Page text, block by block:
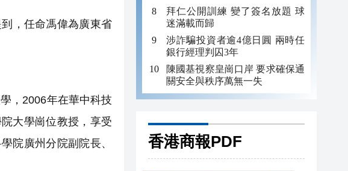
，任命馮偉為廣東省
，2006年在華中科技
大學崗位教授，享受
院廣州分院副院長、
拜仁公開訓練 變了簽名放題 球
迷滿載而歸
涉詐騙投資者逾4億日圓 兩時任
銀行經理判囚3年
陳國基視察皇崗口岸 要求確保通
關安全與秩序萬無一失
香港商報PDF